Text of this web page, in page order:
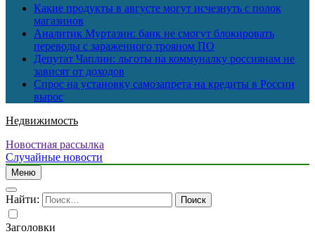
Какие продукты в августе могут исчезнуть с полок
магазинов
Аналитик Муртазин: банк не смогут блокировать
переводы с зараженного трояном ПО
Депутат Чаплин: льготы на коммуналку россиянам не
зависят от доходов
Спрос на установку самозапрета на кредиты в России
вырос
Недвижимость
Новостная рассылка
Случайные новости
Меню
Найти:
Заголовки